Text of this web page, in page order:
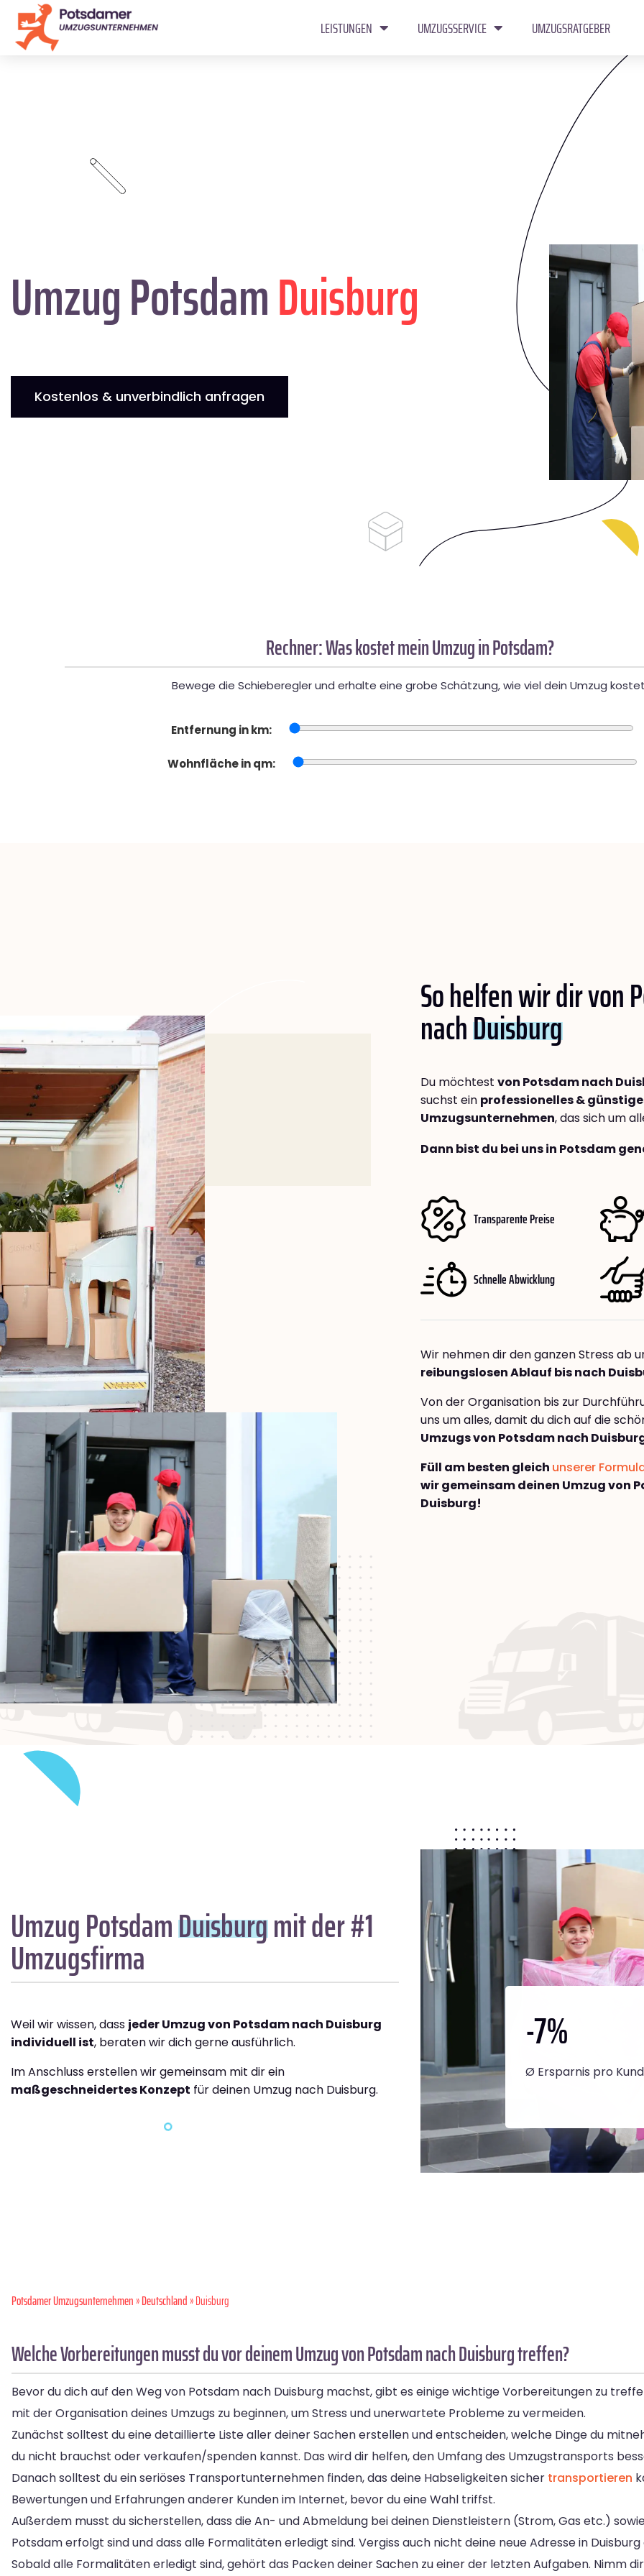
LEISTUNGEN UMZUGSSERVICE UMZUGSRATGEBER
Umzug PotsdamDuisburg
Kostenlos & unverbindlich anfragen
Rechner: Was kostet mein Umzug in Potsdam?
Bewege die Schieberegler und erhalte eine grobe Schätzung, wie viel dein Umzug
Entfernung in km:
Wohnfläche in qm:
So helfen wir dir von
nachDuisburg
Du möchtest von Potsdam nach
suchst ein professionelles &
Umzugsunternehmen, das sich um
Dann bist du bei uns in Potsdam
Transparente Preise
Schnelle Abwicklung
Wir nehmen dir den ganzen Stress ab
reibungslosen Ablauf bis nach
Von der Organisation bis zur
uns um alles, damit du dich auf die
Umzugs von Potsdam nach
Füll am besten gleich unserer
wir gemeinsam deinen Umzug von
Duisburg!
Umzug PotsdamDuisburgmit der #1
Umzugsfirma
Weil wir wissen, dass jeder Umzug von Potsdam nach Duisburg
individuell ist, beraten wir dich gerne ausführlich.
Im Anschluss erstellen wir gemeinsam mit dir ein
maßgeschneidertes Konzept für deinen Umzug nach Duisburg.
-7%
Ø Ersparnis pro
Potsdamer Umzugsunternehmen»Deutschland» Duisburg
Welche Vorbereitungen musst du vor deinem Umzug von Potsdam nach Duisburg treffen?
Bevor du dich auf den Weg von Potsdam nach Duisburg machst, gibt es einige wichtige Vorbereitungen zu
mit der Organisation deines Umzugs zu beginnen, um Stress und unerwartete Probleme zu vermeiden.
Zunächst solltest du eine detaillierte Liste aller deiner Sachen erstellen und entscheiden, welche Dinge du
du nicht brauchst oder verkaufen/spenden kannst. Das wird dir helfen, den Umfang des Umzugstransports
Danach solltest du ein seriöses Transportunternehmen finden, das deine Habseligkeiten sicher transportieren
Bewertungen und Erfahrungen anderer Kunden im Internet, bevor du eine Wahl triffst.
Außerdem musst du sicherstellen, dass die An- und Abmeldung bei deinen Dienstleistern (Strom, Gas etc.)
Potsdam erfolgt sind und dass alle Formalitäten erledigt sind. Vergiss auch nicht deine neue Adresse in
Sobald alle Formalitäten erledigt sind, gehört das Packen deiner Sachen zu einer der letzten Aufgaben. Nimm